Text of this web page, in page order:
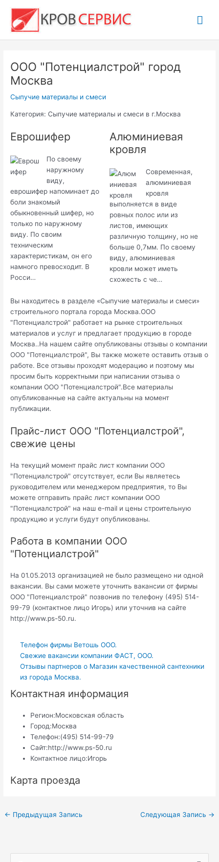
содержимому
ООО "Потенциалстрой" город
Москва
Сыпучие материалы и смеси
Категория: Сыпучие материалы и смеси в г.Москва
Еврошифер
По своему
наружному
виду,
еврошифер напоминает до
боли знакомый
обыкновенный шифер, но
только по наружному
виду. По своим
техническим
характеристикам, он его
намного превосходит. В
Росси…
Алюминиевая
кровля
Современная,
алюминиевая
кровля
выполняется в виде
ровных полос или из
листов, имеющих
различную толщину, но не
больше 0,7мм. По своему
виду, алюминиевая
кровли может иметь
схожесть с че…
Вы находитесь в разделе «Сыпучие материалы и смеси»
строительного портала города Москва.ООО
"Потенциалстрой" работает на рынке строительных
материалов и услуг и предлагает продукцию в городе
Москва..На нашем сайте опубликованы отзывы о компании
ООО "Потенциалстрой", Вы также можете оставить отзыв о
работе. Все отзывы проходят модерацию и поэтому мы
просим быть корректными при написании отзыва о
компании ООО "Потенциалстрой".Все материалы
опубликованные на сайте актуальны на момент
публикации.
Прайс-лист ООО "Потенциалстрой",
свежие цены
На текущий момент прайс лист компании ООО
"Потенциалстрой" отсутствует, если Вы являетесь
руководителем или менеджером предприятия, то Вы
можете отправить прайс лист компании ООО
"Потенциалстрой" на наш e-mail и цены строительную
продукцию и услуги будут опубликованы.
Работа в компании ООО
"Потенциалстрой"
На 01.05.2013 организацией не было размещено ни одной
вакансии. Вы сами можете уточнить вакансии от фирмы
ООО "Потенциалстрой" позвонив по телефону (495) 514-
99-79 (контактное лицо Игорь) или уточнив на сайте
http://www.ps-50.ru.
Телефон фирмы Ветошь ООО.
Свежие вакансии компании ФАСТ, ООО.
Отзывы партнеров о Магазин качественной сантехники
из города Москва.
Контактная информация
Регион:Московская область
Город:Москва
Телефон:(495) 514-99-79
Сайт:http://www.ps-50.ru
Контактное лицо:Игорь
Карта проезда
Навигация
← Предыдущая Запись Следующая Запись →